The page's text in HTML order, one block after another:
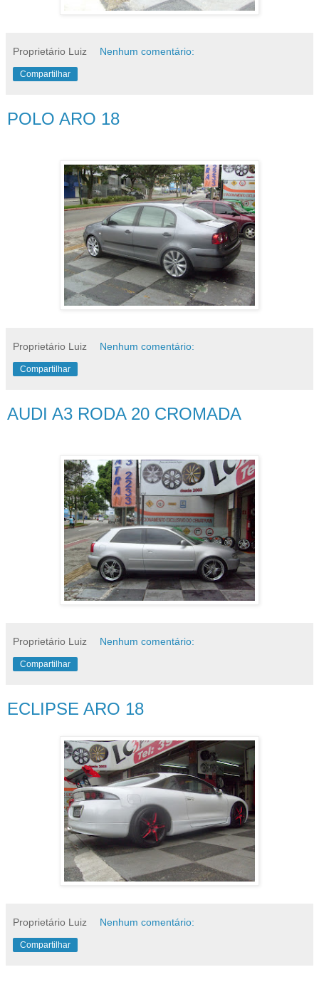
Proprietário Luiz Nenhum comentário:
Compartilhar
POLO ARO 18
Proprietário Luiz Nenhum comentário:
Compartilhar
AUDI A3 RODA 20 CROMADA
Proprietário Luiz Nenhum comentário:
Compartilhar
ECLIPSE ARO 18
Proprietário Luiz Nenhum comentário:
Compartilhar